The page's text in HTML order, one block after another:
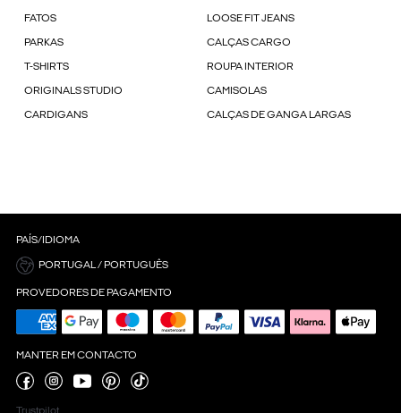
FATOS LOOSE FIT JEANS
PARKAS CALÇAS CARGO
T-SHIRTS ROUPA INTERIOR
ORIGINALS STUDIO CAMISOLAS
CARDIGANS CALÇAS DE GANGA LARGAS
PAÍS/IDIOMA
PORTUGAL / PORTUGUÊS
PROVEDORES DE PAGAMENTO
MANTER EM CONTACTO